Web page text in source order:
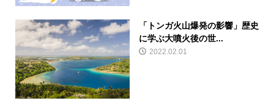
「トンガ火山爆発の影響」歴史
に学ぶ大噴火後の世...
2022.02.01